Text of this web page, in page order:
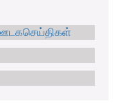
ஊடகசெய்திகள்